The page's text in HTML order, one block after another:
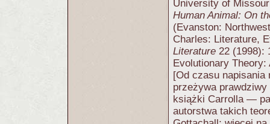
University of
Human Animal: On
(Evanston:
Charles: Literature,
Literature 22 (1998):
Evolutionary
[Od czasu napisania
przeżywa prawdziwy
książki Carrolla —
autorstwa takich